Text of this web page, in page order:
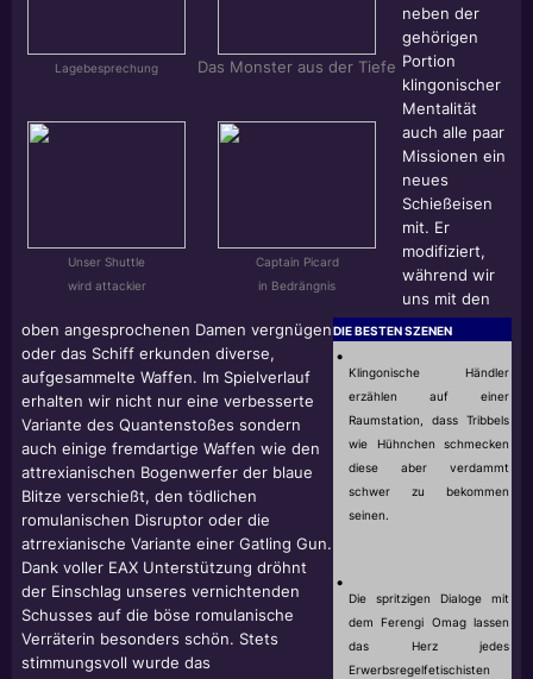
Lagebesprechung Das Monster aus der Tiefe
Unser Shuttle
wird attackier
Captain Picard
in Bedrängnis
DIE BESTEN SZENEN
•
Klingonische Händler
erzählen auf einer
Raumstation, dass Tribbels
wie Hühnchen schmecken
diese aber verdammt
schwer zu bekommen
seinen.
•
Die spritzigen Dialoge mit
dem Ferengi Omag lassen
das Herz jedes
Erwerbsregelfetischisten
neben der
gehörigen
Portion
klingonischer
Mentalität
auch alle paar
Missionen ein
neues
Schießeisen
mit. Er
modifiziert,
während wir
uns mit den
oben angesprochenen Damen vergnügen
oder das Schiff erkunden diverse,
aufgesammelte Waffen. Im Spielverlauf
erhalten wir nicht nur eine verbesserte
Variante des Quantenstoßes sondern
auch einige fremdartige Waffen wie den
attrexianischen Bogenwerfer der blaue
Blitze verschießt, den tödlichen
romulanischen Disruptor oder die
atrrexianische Variante einer Gatling Gun.
Dank voller EAX Unterstützung dröhnt
der Einschlag unseres vernichtenden
Schusses auf die böse romulanische
Verräterin besonders schön. Stets
stimmungsvoll wurde das